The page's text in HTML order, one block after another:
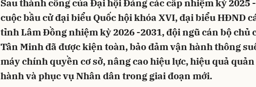
Sau thành công của Đại hội Đảng các cấp nhiệm kỳ 2025
cuộc bầu cử đại biểu Quốc hội khóa XVI, đại biểu HĐND
tỉnh Lâm Đồng nhiệm kỳ 2026 -2031, đội ngũ cán bộ chủ
Tân Minh đã được kiện toàn, bảo đảm vận hành thông
máy chính quyền cơ sở, nâng cao hiệu lực, hiệu quả
hành và phục vụ Nhân dân trong giai đoạn mới.
Hủy